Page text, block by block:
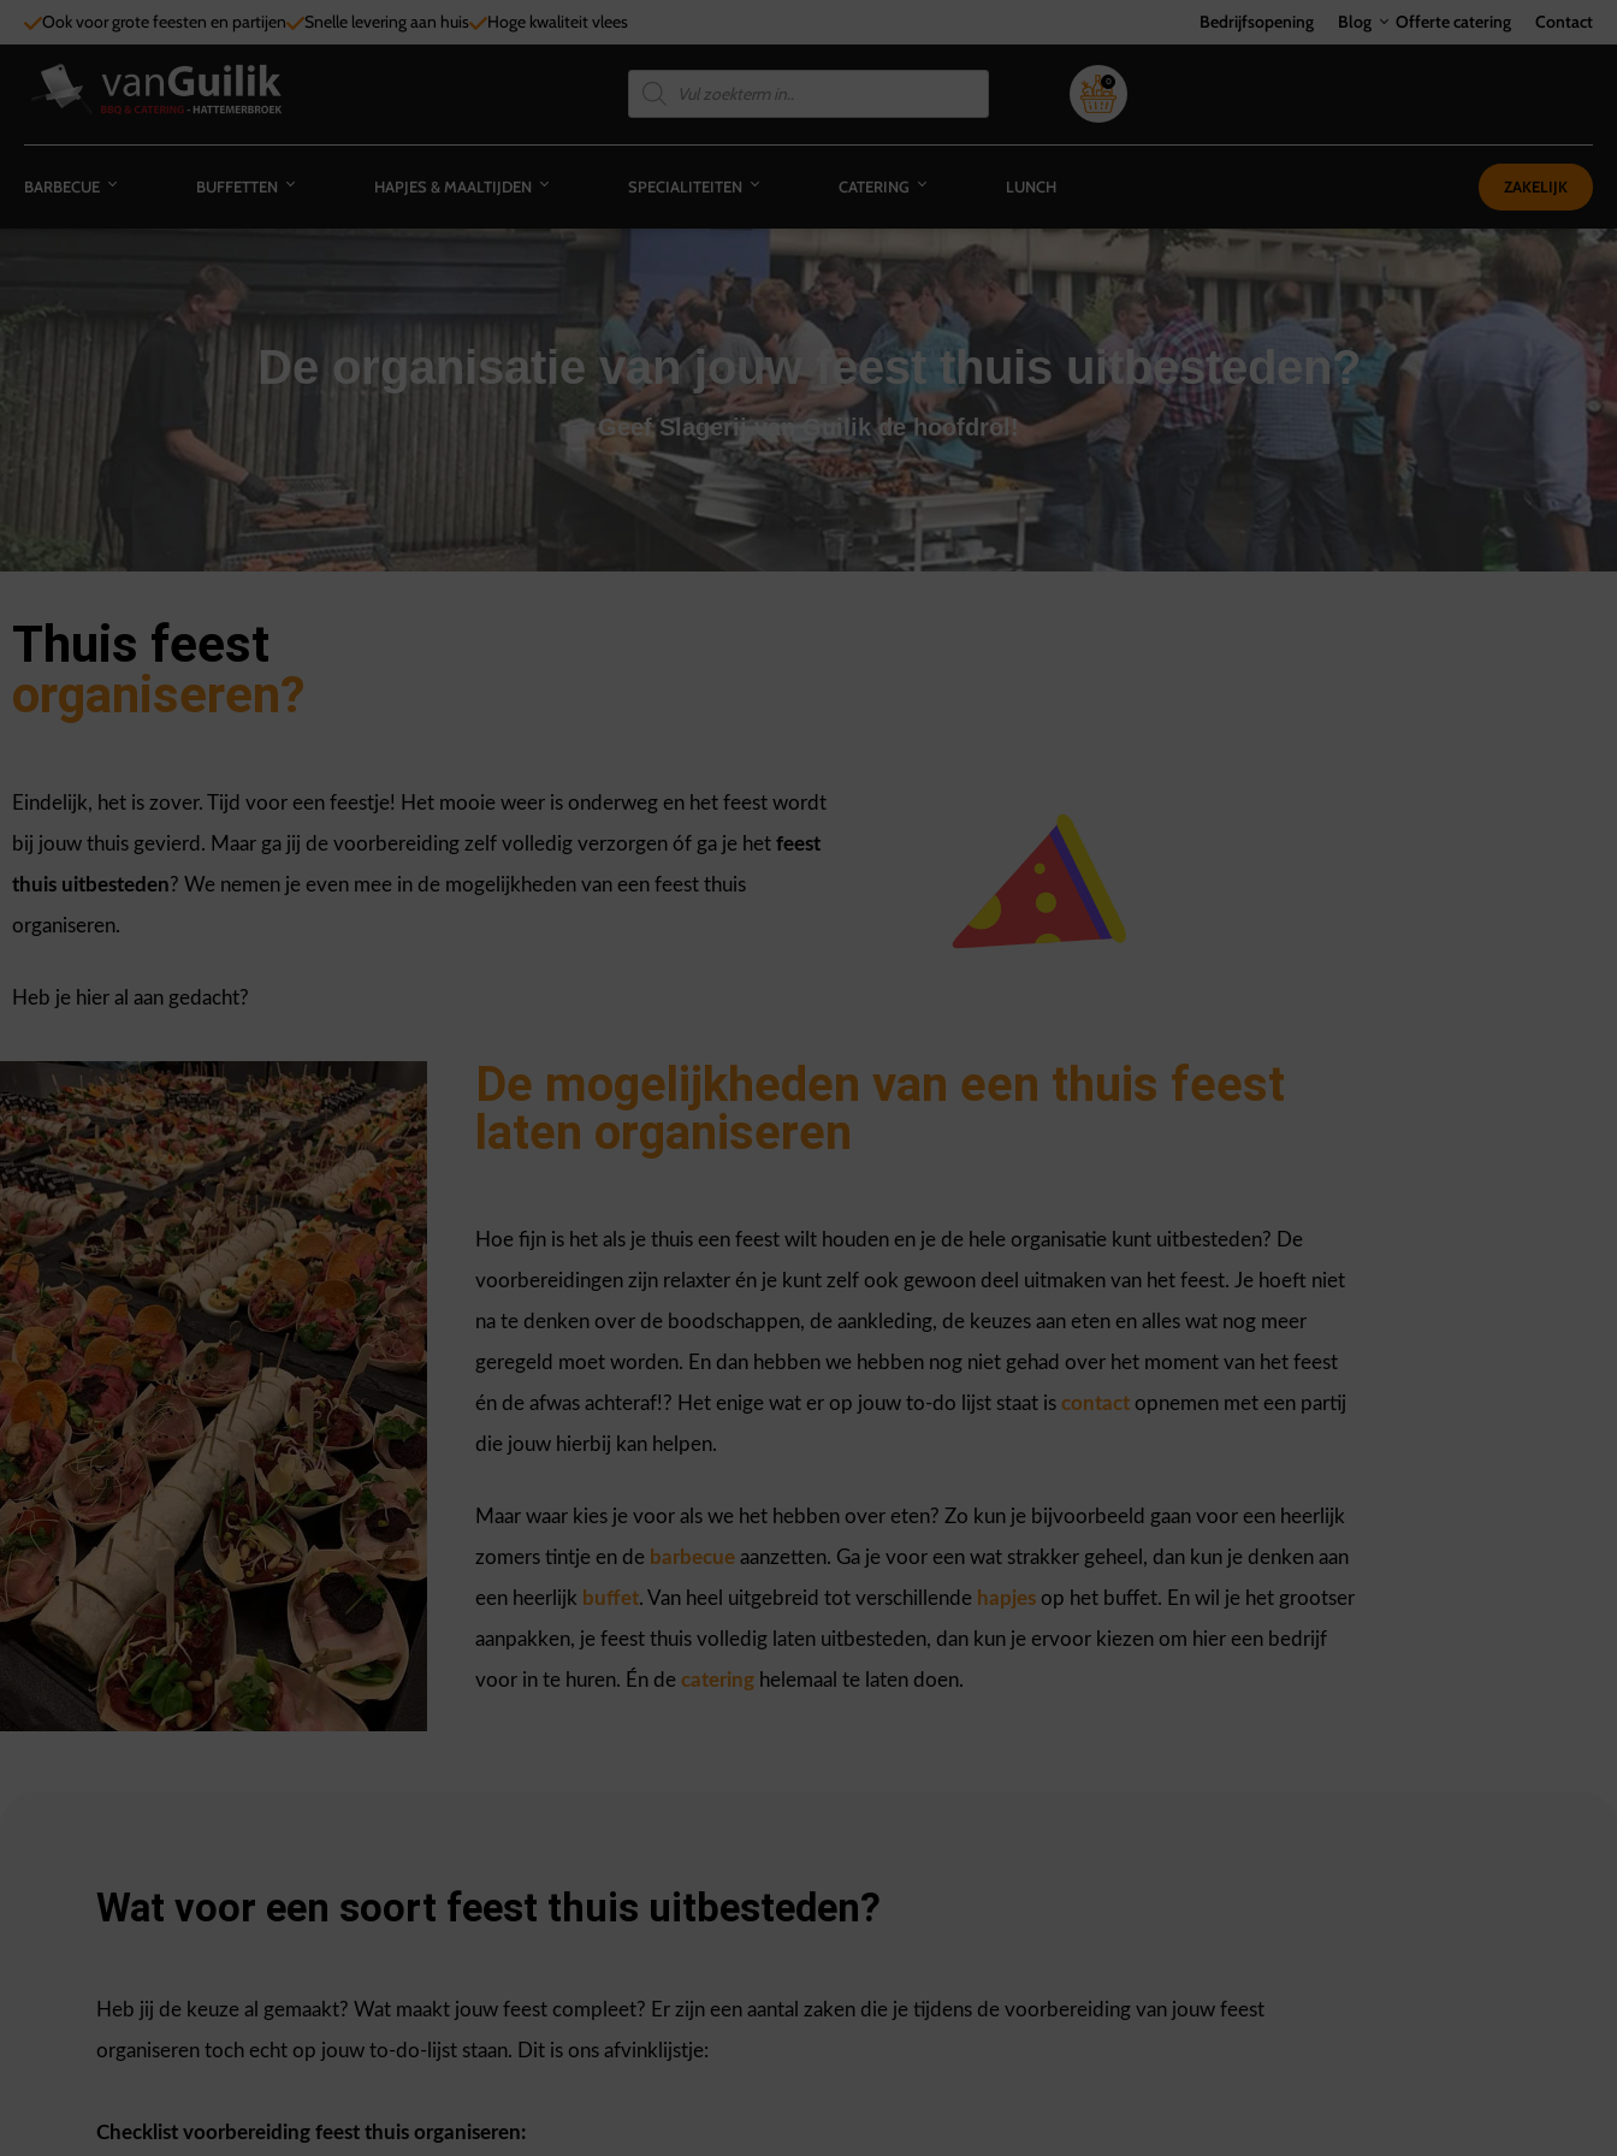
Ook voor grote feesten en partijen Snelle levering aan huis Hoge kwaliteit vlees Bedrijfsopening Blog Offerte catering Contact
0
BARBECUE BUFFETTEN HAPJES & MAALTIJDEN SPECIALITEITEN CATERING LUNCH ZAKELIJK
De organisatie van jouw feest thuis uitbesteden?
Geef Slagerij van Guilik de hoofdrol!
Thuis feest
organiseren?
Eindelijk, het is zover. Tijd voor een feestje! Het mooie weer is onderweg en het feest wordt
bij jouw thuis gevierd. Maar ga jij de voorbereiding zelf volledig verzorgen óf ga je het feest
thuis uitbesteden? We nemen je even mee in de mogelijkheden van een feest thuis
organiseren.
Heb je hier al aan gedacht?
De mogelijkheden van een thuis feest
laten organiseren
Hoe fijn is het als je thuis een feest wilt houden en je de hele organisatie kunt uitbesteden? De
voorbereidingen zijn relaxter én je kunt zelf ook gewoon deel uitmaken van het feest. Je hoeft niet
na te denken over de boodschappen, de aankleding, de keuzes aan eten en alles wat nog meer
geregeld moet worden. En dan hebben we hebben nog niet gehad over het moment van het feest
én de afwas achteraf!? Het enige wat er op jouw to-do lijst staat iscontact opnemen met een partij
die jouw hierbij kan helpen.
Maar waar kies je voor als we het hebben over eten? Zo kun je bijvoorbeeld gaan voor een heerlijk
zomers tintje en de barbecue aanzetten. Ga je voor een wat strakker geheel, dan kun je denken aan
een heerlijk buffet. Van heel uitgebreid tot verschillende hapjes op het buffet. En wil je het grootser
aanpakken, je feest thuis volledig laten uitbesteden, dan kun je ervoor kiezen om hier een bedrijf
voor in te huren. Én decatering helemaal te laten doen.
Wat voor een soort feest thuis uitbesteden?
Heb jij de keuze al gemaakt? Wat maakt jouw feest compleet? Er zijn een aantal zaken die je tijdens de voorbereiding van jouw feest
organiseren toch echt op jouw to-do-lijst staan. Dit is ons afvinklijstje:
Checklist voorbereiding feest thuis organiseren: